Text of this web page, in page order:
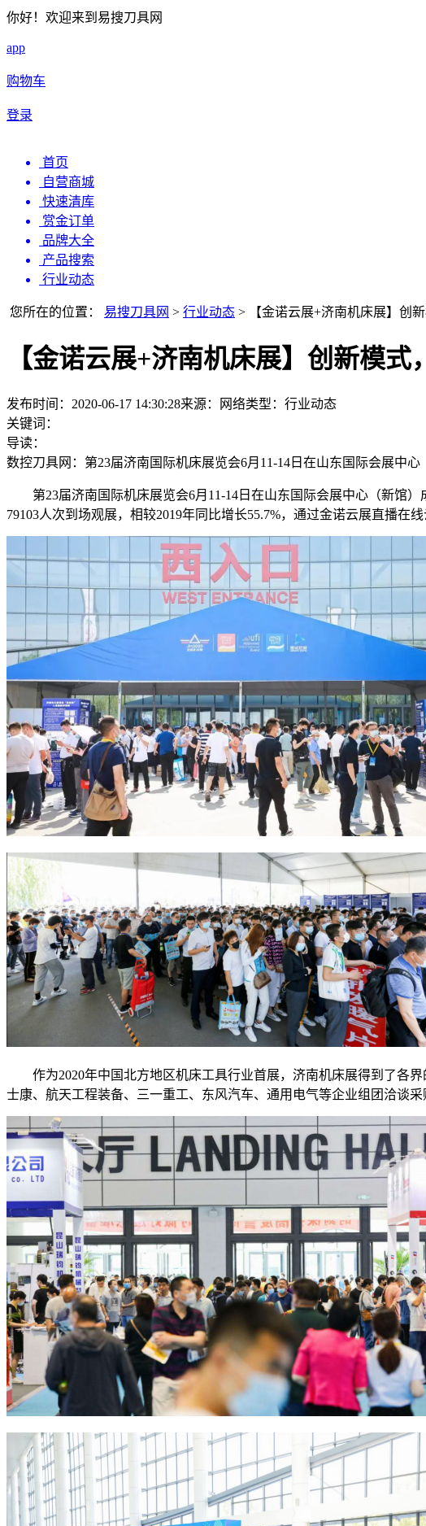
你好！欢迎来到易搜刀具网
app
购物车
登录
首页
自营商城
快速清库
赏金订单
品牌大全
产品搜索
行业动态
您所在的位置： 易搜刀具网 > 行业动态 > 【金诺云展+济南机床展】创
【金诺云展+济南机床展】创新模
发布时间：2020-06-17 14:30:28来源：网络类型： 行业动态
关键词：
导读：
数控刀具网：第23届济南国际机床展览会6月11-14日在山东国际会展中
第23届济南国际机床展览会6月11-14日在山东国际会展中心（新馆
79103人次到场观展，相较2019年同比增长55.7%，通过金诺云展直播在
作为2020年中国北方地区机床工具行业首展，济南机床展得到了各
士康、航天工程装备、三一重工、东风汽车、通用电气等企业组团洽谈采